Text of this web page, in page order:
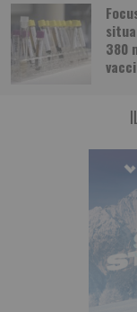
380
Spaccio: la polizia
La Polizia di Stato ha
Torino, un 24enne